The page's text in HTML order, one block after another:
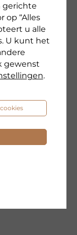
gerichte
op “Alles
u alle
U kunt het
gewenst
.